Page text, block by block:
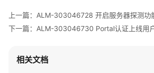
介
绍
设
备
相关文档